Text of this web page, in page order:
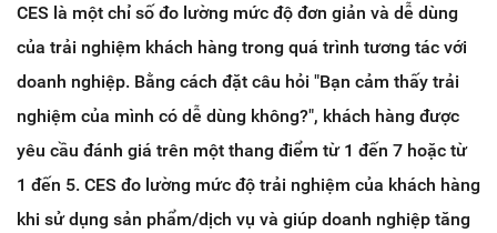
CES là một chỉ số đo lường mức độ đơn giản và dễ dùng
của trải nghiệm khách hàng trong quá trình tương tác với
doanh nghiệp. Bằng cách đặt câu hỏi "Bạn cảm thấy trải
nghiệm của mình có dễ dùng không?", khách hàng được
yêu cầu đánh giá trên một thang điểm từ 1 đến 7 hoặc từ
1 đến 5. CES đo lường mức độ trải nghiệm của khách hàng
khi sử dụng sản phẩm/dịch vụ và giúp doanh nghiệp tăng